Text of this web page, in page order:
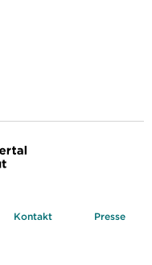
Kontakt Presse